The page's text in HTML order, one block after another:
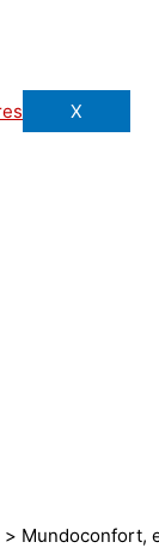
X
Mundoconfort,